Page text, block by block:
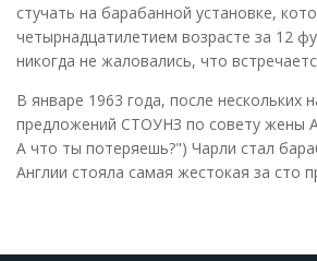
стучать на барабанной установке,
четырнадцатилетием возрасте за 12
никогда не жаловались, что
В январе 1963 года, после нескольких
предложений СТОУНЗ по совету жены
А что ты потеряешь?") Чарли стал
Англии стояла самая жестокая за сто